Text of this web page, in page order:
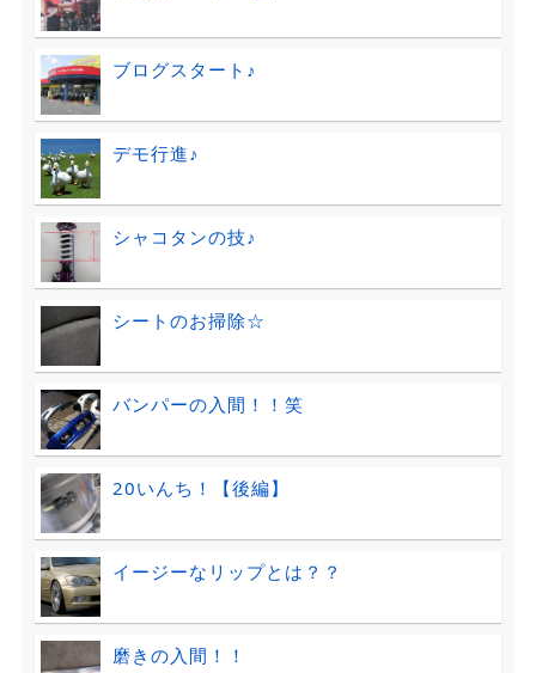
ブログスタート♪
デモ行進♪
シャコタンの技♪
シートのお掃除☆
バンパーの入間！！笑
20いんち！【後編】
イージーなリップとは？？
磨きの入間！！